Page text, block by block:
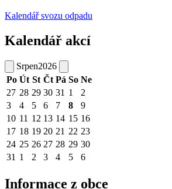
Kalendář svozu odpadu
Kalendář akcí
Srpen2026
Po Út St Čt Pá So Ne
27 28 29 30 31 1
2
3
4 5 6 7 8
9
10 11 12 13 14 15 16
17 18 19 20 21 22 23
24 25 26 27 28 29 30
31 1 2 3 4 5 6
Informace z obce